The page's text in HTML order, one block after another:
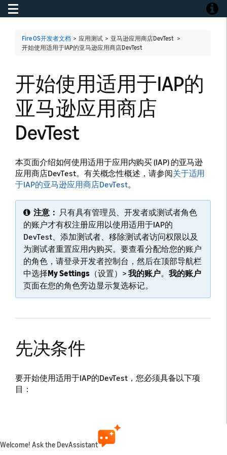
Toggle navigation
Fire OS开发者文档 > 应用测试 > 亚马逊应用商店DevTest >
开始使用适用于IAP的亚马逊应用商店DevTest
开始使用适用于IAP的
亚马逊应用商店
DevTest
本页面介绍如何使用适用于应用内购买 (IAP) 的亚马逊
应用商店DevTest。有关概念性概述，请参阅关于适用
于IAP的亚马逊应用商店DevTest。
注意： 只有具有管理员、开发者或测试者角色
的账户才有权注册应用以使用适用于IAP的
DevTest、添加测试者、移除测试者访问权限以及
为测试者重置应用内购买。要查看分配给您的账户
的角色，请登录开发者控制台，然后在顶部导航栏
中选择My Settings （设置）> 我的账户。 我的账户
页面在您的角色旁边显示复选标记。
先决条件
要开始使用适用于IAP的DevTest，您必须具备以下项
目：
如果已有密钥，可以使用现有密钥；如果没
Welcome! Ask the DevAssistant